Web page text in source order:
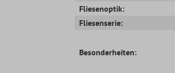
Fliesenoptik:
Fliesenserie:
Besonderheiten: